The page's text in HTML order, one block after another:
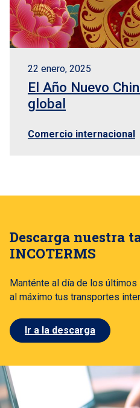
22 enero, 2025
El Año Nuevo
global
Comercio internacional
Descarga nuestra
INCOTERMS
Manténte al día de los últimos
al máximo tus transportes
Ir a la descarga